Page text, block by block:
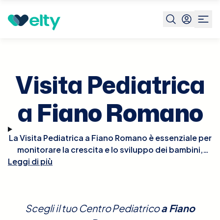
Prenota visita Fiano Romano
Visita Pediatrica
a Fiano Romano
La Visita Pediatrica a Fiano Romano è essenziale per
monitorare la crescita e lo sviluppo dei bambini,
nonché per la prevenzione e il trattamento di
neurologico e comportamentale, e del benessere
Leggi di più
Scegli il tuo Centro Pediatricoa Fiano